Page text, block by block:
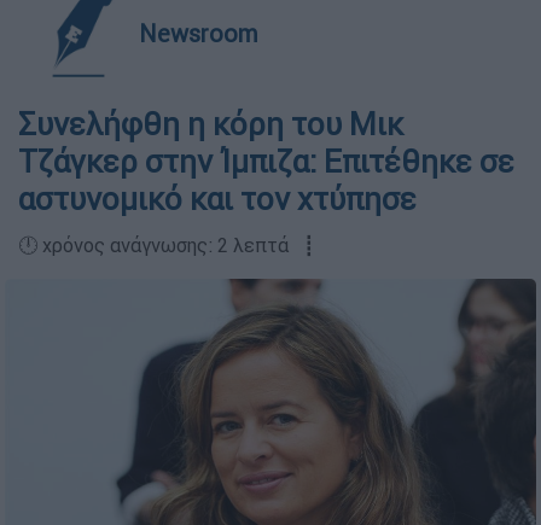
Newsroom
Συνελήφθη η κόρη του Μικ
Τζάγκερ στην Ίμπιζα: Επιτέθηκε σε
αστυνομικό και τον χτύπησε
🕛 χρόνος ανάγνωσης: 2 λεπτά ┋